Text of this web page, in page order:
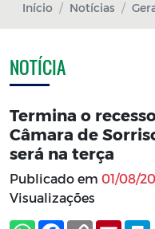
Início Notícias
NOTÍCIA
Termina o
Câmara de
será na terça
Publicado em 01/08/
Visualizações